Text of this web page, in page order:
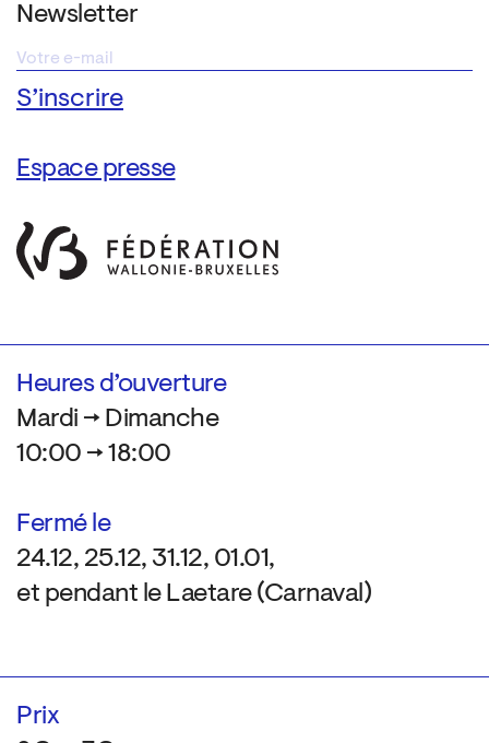
Newsletter
Espace presse
Heures d’ouverture
Mardi → Dimanche
10:00 → 18:00
Fermé le
24.12, 25.12, 31.12, 01.01,
et pendant le Laetare (Carnaval)
Prix